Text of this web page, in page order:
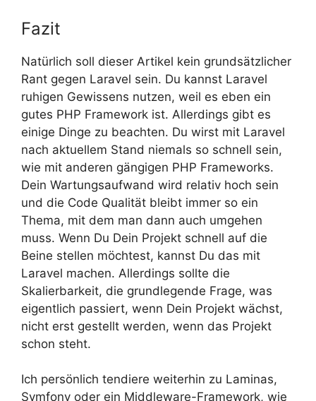
Fazit
Natürlich soll dieser Artikel kein grundsätzlicher
Rant gegen Laravel sein. Du kannst Laravel
ruhigen Gewissens nutzen, weil es eben ein
gutes PHP Framework ist. Allerdings gibt es
einige Dinge zu beachten. Du wirst mit Laravel
nach aktuellem Stand niemals so schnell sein,
wie mit anderen gängigen PHP Frameworks.
Dein Wartungsaufwand wird relativ hoch sein
und die Code Qualität bleibt immer so ein
Thema, mit dem man dann auch umgehen
muss. Wenn Du Dein Projekt schnell auf die
Beine stellen möchtest, kannst Du das mit
Laravel machen. Allerdings sollte die
Skalierbarkeit, die grundlegende Frage, was
eigentlich passiert, wenn Dein Projekt wächst,
nicht erst gestellt werden, wenn das Projekt
schon steht.
Ich persönlich tendiere weiterhin zu Laminas,
Symfony oder ein Middleware-Framework, wie